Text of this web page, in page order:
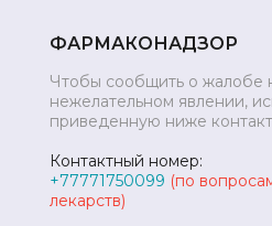
ФАРМАКОНАДЗОР
Чтобы сообщить о жалобе
нежелательном явлении,
приведенную ниже
Контактный номер:
+77771750099 (по
лекарств)